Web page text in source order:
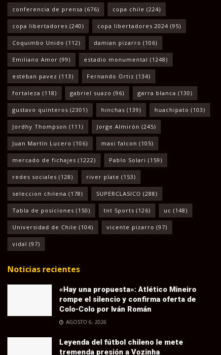
conferencia de prensa (676) copa chile (224)
copa libertadores (240) copa libertadores 2024 (95)
Coquimbo Unido (112) damian pizarro (106)
Emiliano Amor (99) estadio monumental (1248)
esteban pavez (113) Fernando Ortiz (134)
fortaleza (118) gabriel suazo (96) garra blanca (130)
gustavo quinteros (2301) hinchas (139) huachipato (103)
Jordhy Thompson (111) Jorge Almirón (245)
Juan Martín Lucero (106) maxi falcon (105)
mercado de fichajes (1222) Pablo Solari (159)
redes sociales (128) river plate (153)
seleccion chilena (178) SUPERCLASICO (288)
Tabla de posiciones (150) tnt Sports (126) uc (148)
Universidad de Chile (104) vicente pizarro (97)
vidal (97)
Noticias recientes
«Hay una propuesta»: Atlético Mineiro
rompe el silencio y confirma oferta de
Colo-Colo por Iván Román
AGOSTO 6, 2026
Leyenda del fútbol chileno le mete
tremenda presión a Vozinha